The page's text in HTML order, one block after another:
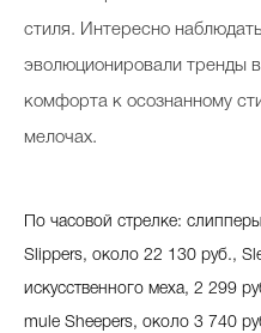
Beauty- битвы
Тесты
стиля. Интересно
эволюционировали тренды
комфорта к осознанному
мелочах.
По часовой стрелке: c
Slippers, около 22 130 руб.,
искусственного меха, 2 299
mule Sheepers, около 3 740